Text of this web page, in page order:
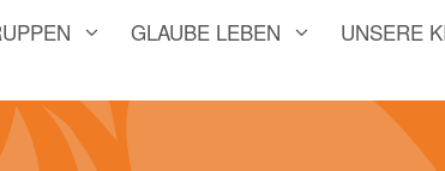
GLAUBE LEBEN UNSERE